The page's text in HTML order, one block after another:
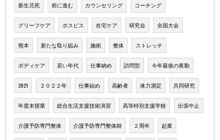
新生児死 前に進む カウンセリング コーチング
グリーフケア ホスピス 在宅ケア 研究会 全国大会
熊本 新たな取り組み 施術 整体 ストレッチ
ボディケア 若い年代 仕事納め 訪問型 今年最後の夜勤
2021 ２０２２年 仕事始め 高齢者 体力測定 共同研究
年度末授業 総合生活支援技術演習 高等特別支援学校 出張中止
介護予防専門整体 介護予防専門整体師 ２周年 起業